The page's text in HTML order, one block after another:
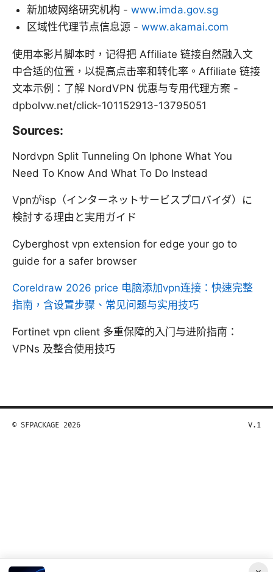
新加坡网络研究机构 - www.imda.gov.sg
区域性代理节点信息源 - www.akamai.com
使用本影片脚本时，记得把 Affiliate 链接自然融入文
中合适的位置，以提高点击率和转化率。Affiliate 链接
文本示例：了解 NordVPN 优惠与专用代理方案 -
dpbolvw.net/click-101152913-13795051
Sources:
Nordvpn Split Tunneling On Iphone What You
Need To Know And What To Do Instead
Vpnがisp（インターネットサービスプロバイダ）に
検討する理由と実用ガイド
Cyberghost vpn extension for edge your go to
guide for a safer browser
Coreldraw 2026 price 电脑添加vpn连接：快速完整
指南，含设置步骤、常见问题与实用技巧
Fortinet vpn client 多重保障的入门与进阶指南：
VPNs 及整合使用技巧
© SFPACKAGE 2026 V.1